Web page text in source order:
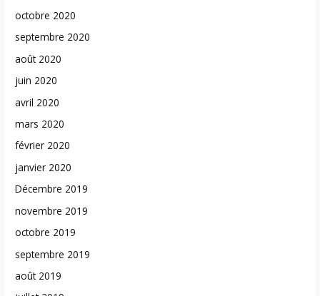
octobre 2020
septembre 2020
août 2020
juin 2020
avril 2020
mars 2020
février 2020
janvier 2020
Décembre 2019
novembre 2019
octobre 2019
septembre 2019
août 2019